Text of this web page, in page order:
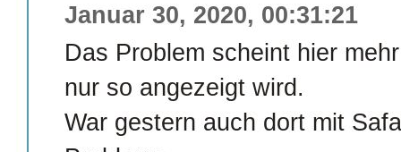
Januar 30, 2020, 00:31:21
Das Problem scheint hier
nur so angezeigt wird.
War gestern auch dort mit